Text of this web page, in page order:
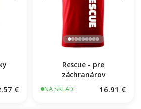
€
Rescue - pre
záchranárov
NA SKLADE 16.91 €